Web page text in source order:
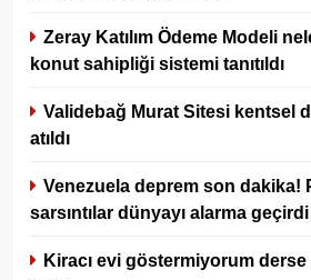
Zeray Katılım Ödeme Modeli
konut sahipliği sistemi tanıtıldı
Validebağ Murat Sitesi kentsel
atıldı
Venezuela deprem son dakika!
sarsıntılar dünyayı alarma geçirdi
Kiracı evi göstermiyorum